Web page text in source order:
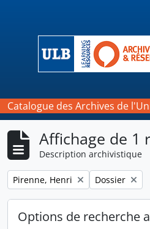
Catalogue des Archives de
Affichage de 1
Description archivistique
Remove filter:
Pirenne, Henri Remove filter:
Dossier
Options de recherche